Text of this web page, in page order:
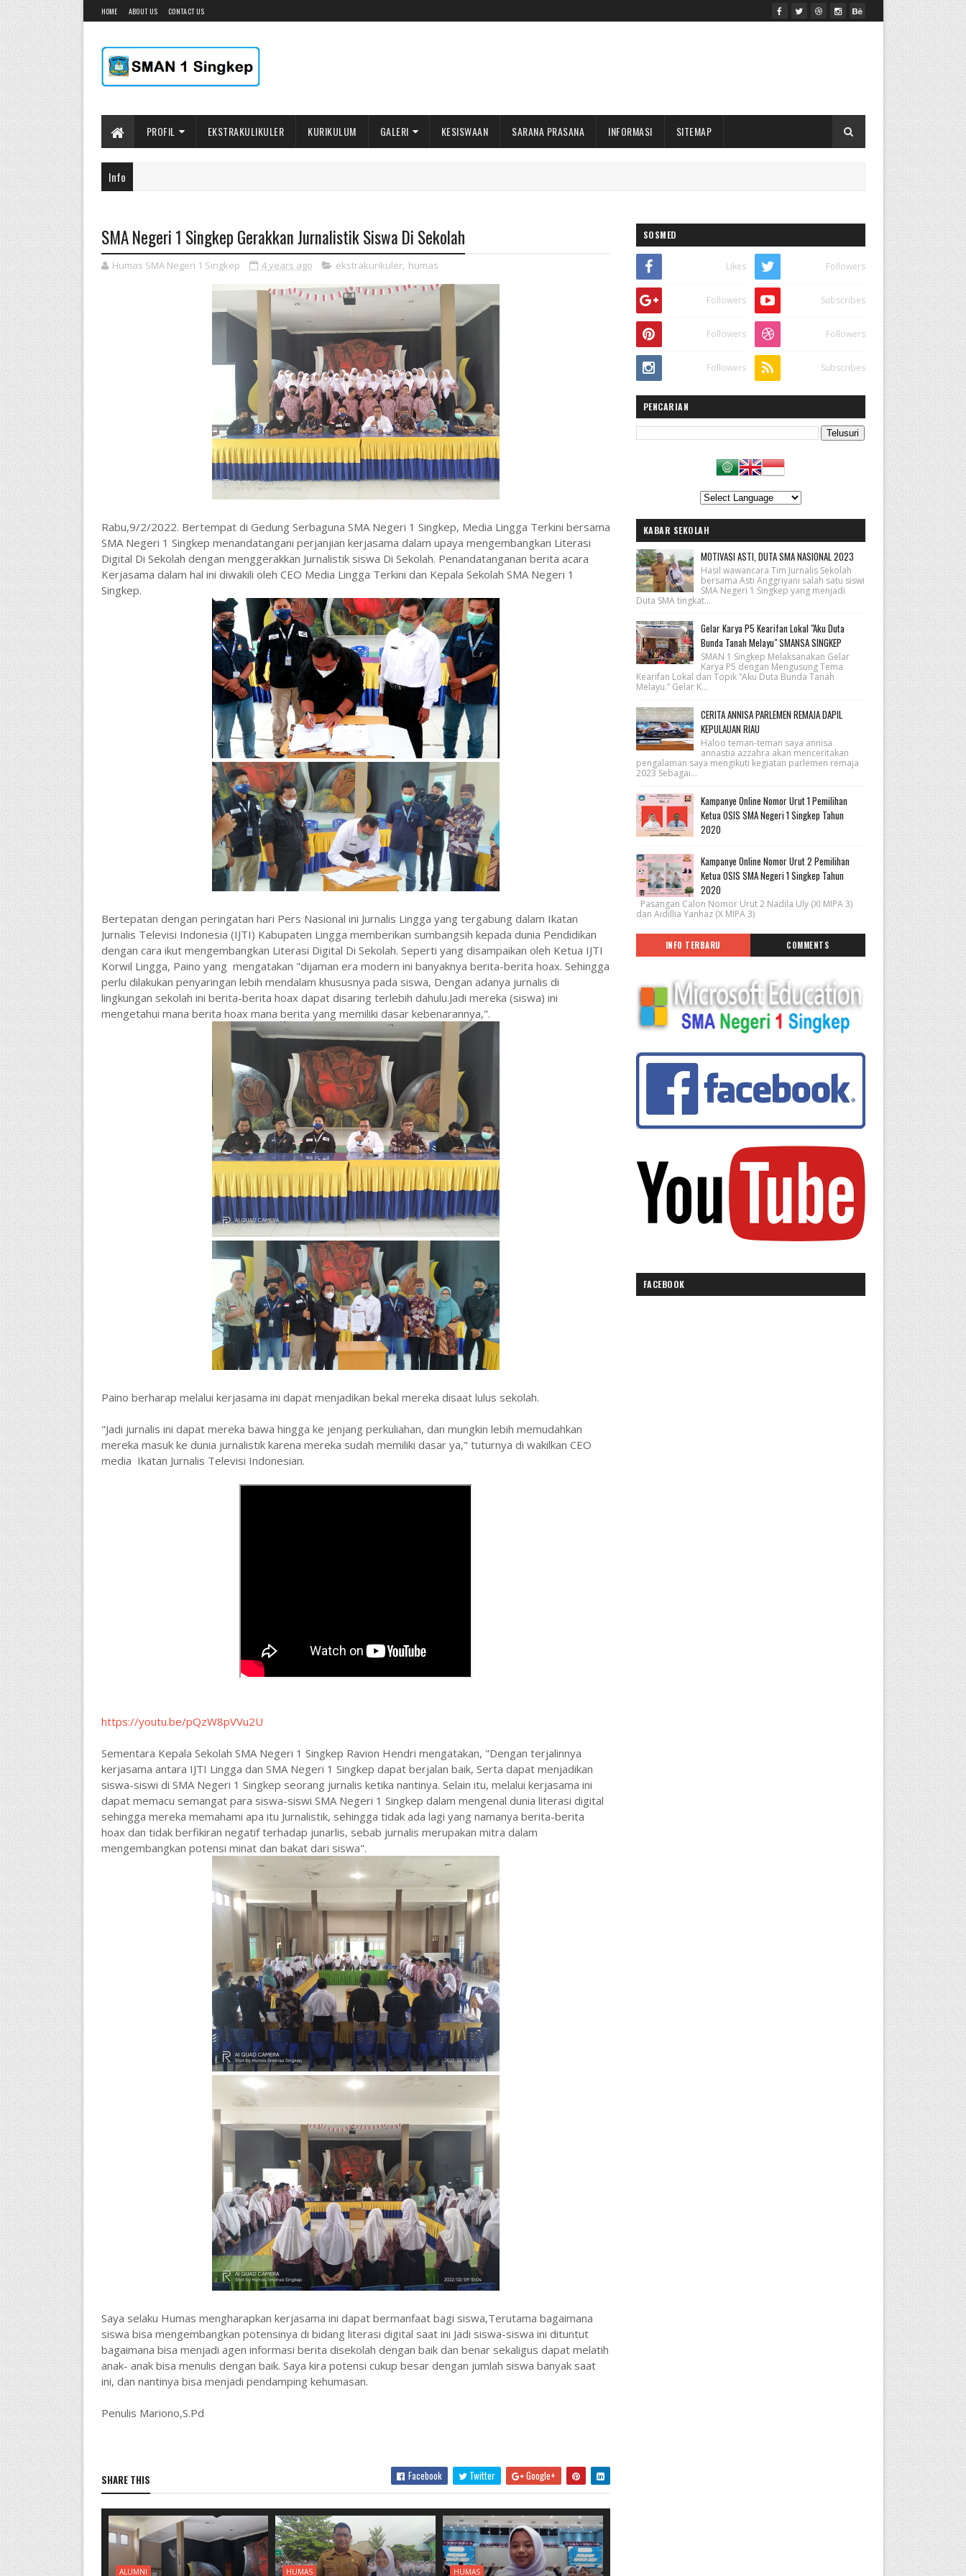
HOME ABOUT US CONTACT US
PROFIL EKSTRAKULIKULER KURIKULUM GALERI KESISWAAN SARANA PRASANA INFORMASI SITEMAP
Info
SMA Negeri 1 Singkep Gerakkan Jurnalistik Siswa Di Sekolah
Humas SMA Negeri 1 Singkep 4 years ago ekstrakurikuler, humas
Rabu,9/2/2022. Bertempat di Gedung Serbaguna SMA Negeri 1 Singkep, Media Lingga Terkini bersama
SMA Negeri 1 Singkep menandatangani perjanjian kerjasama dalam upaya mengembangkan Literasi
Digital Di Sekolah dengan menggerakkan Jurnalistik siswa Di Sekolah. Penandatanganan berita acara
Kerjasama dalam hal ini diwakili oleh CEO Media Lingga Terkini dan Kepala Sekolah SMA Negeri 1
Singkep.
Bertepatan dengan peringatan hari Pers Nasional ini Jurnalis Lingga yang tergabung dalam Ikatan
Jurnalis Televisi Indonesia (IJTI) Kabupaten Lingga memberikan sumbangsih kepada dunia Pendidikan
dengan cara ikut mengembangkan Literasi Digital Di Sekolah. Seperti yang disampaikan oleh Ketua IJTI
Korwil Lingga, Paino yang mengatakan "dijaman era modern ini banyaknya berita-berita hoax. Sehingga
perlu dilakukan penyaringan lebih mendalam khususnya pada siswa, Dengan adanya jurnalis di
lingkungan sekolah ini berita-berita hoax dapat disaring terlebih dahulu.Jadi mereka (siswa) ini
mengetahui mana berita hoax mana berita yang memiliki dasar kebenarannya,".
Paino berharap melalui kerjasama ini dapat menjadikan bekal mereka disaat lulus sekolah.
"Jadi jurnalis ini dapat mereka bawa hingga ke jenjang perkuliahan, dan mungkin lebih memudahkan
mereka masuk ke dunia jurnalistik karena mereka sudah memiliki dasar ya," tuturnya di wakilkan CEO
media Ikatan Jurnalis Televisi Indonesian.
https://youtu.be/pQzW8pVVu2U
Sementara Kepala Sekolah SMA Negeri 1 Singkep Ravion Hendri mengatakan, "Dengan terjalinnya
kerjasama antara IJTI Lingga dan SMA Negeri 1 Singkep dapat berjalan baik, Serta dapat menjadikan
siswa-siswi di SMA Negeri 1 Singkep seorang jurnalis ketika nantinya. Selain itu, melalui kerjasama ini
dapat memacu semangat para siswa-siswi SMA Negeri 1 Singkep dalam mengenal dunia literasi digital
sehingga mereka memahami apa itu Jurnalistik, sehingga tidak ada lagi yang namanya berita-berita
hoax dan tidak berfikiran negatif terhadap junarlis, sebab jurnalis merupakan mitra dalam
mengembangkan potensi minat dan bakat dari siswa".
Saya selaku Humas mengharapkan kerjasama ini dapat bermanfaat bagi siswa,Terutama bagaimana
siswa bisa mengembangkan potensinya di bidang literasi digital saat ini Jadi siswa-siswa ini dituntut
bagaimana bisa menjadi agen informasi berita disekolah dengan baik dan benar sekaligus dapat melatih
anak- anak bisa menulis dengan baik. Saya kira potensi cukup besar dengan jumlah siswa banyak saat
ini, dan nantinya bisa menjadi pendamping kehumasan.
Penulis Mariono,S.Pd
SHARE THIS Facebook Twitter Google+
ALUMNI HUMAS HUMAS
SOSMED
Likes Followers
Followers Subscribes
Followers Followers
Followers Subscribes
PENCARIAN
KABAR SEKOLAH
MOTIVASI ASTI, DUTA SMA NASIONAL 2023
Hasil wawancara Tim Jurnalis Sekolah
bersama Asti Anggriyani salah satu siswi
SMA Negeri 1 Singkep yang menjadi
Duta SMA tingkat...
Gelar Karya P5 Kearifan Lokal "Aku Duta
Bunda Tanah Melayu" SMANSA SINGKEP
SMAN 1 Singkep Melaksanakan Gelar
Karya P5 dengan Mengusung Tema
Kearifan Lokal dan Topik “Aku Duta Bunda Tanah
Melayu.” Gelar K...
CERITA ANNISA PARLEMEN REMAJA DAPIL
KEPULAUAN RIAU
Haloo teman-teman saya annisa
annastia azzahra akan menceritakan
pengalaman saya mengikuti kegiatan parlemen remaja
2023 Sebagai...
Kampanye Online Nomor Urut 1 Pemilihan
Ketua OSIS SMA Negeri 1 Singkep Tahun
2020
Kampanye Online Nomor Urut 2 Pemilihan
Ketua OSIS SMA Negeri 1 Singkep Tahun
2020
Pasangan Calon Nomor Urut 2 Nadila Uly (XI MIPA 3)
dan Aidillia Yanhaz (X MIPA 3)
INFO TERBARU COMMENTS
FACEBOOK